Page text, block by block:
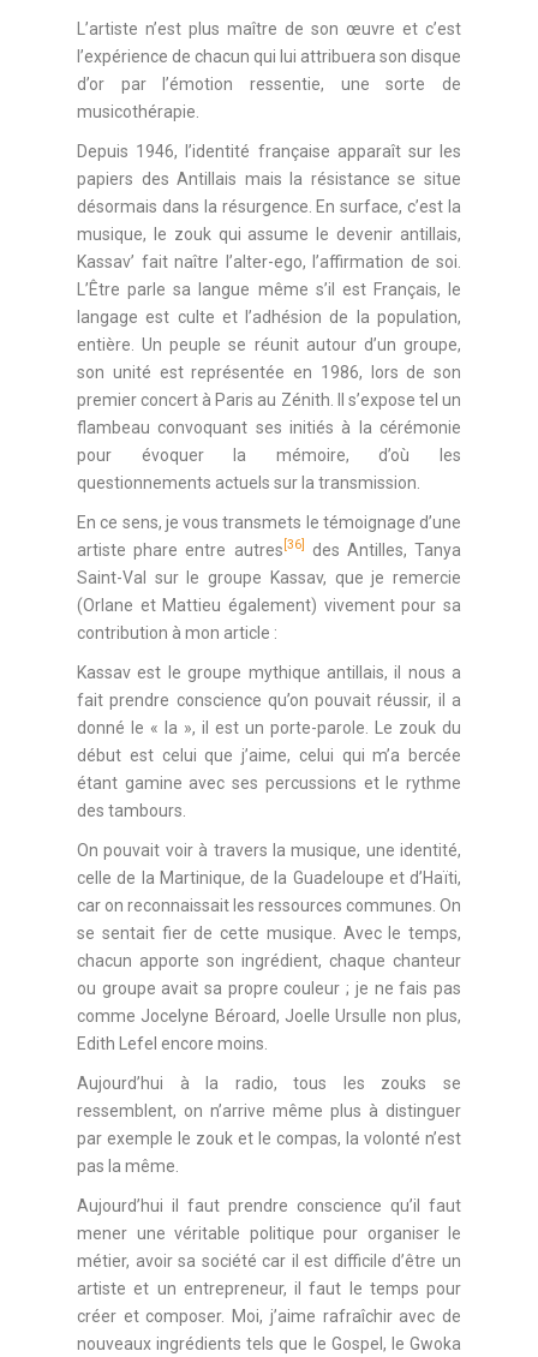
L’artiste n’est plus maître de son œuvre et c’est
l’expérience de chacun qui lui attribuera son disque
d’or par l’émotion ressentie, une sorte de
musicothérapie.
Depuis 1946, l’identité française apparaît sur les
papiers des Antillais mais la résistance se situe
désormais dans la résurgence. En surface, c’est la
musique, le zouk qui assume le devenir antillais,
Kassav’ fait naître l’alter-ego, l’affirmation de soi.
L’Être parle sa langue même s’il est Français, le
langage est culte et l’adhésion de la population,
entière. Un peuple se réunit autour d’un groupe,
son unité est représentée en 1986, lors de son
premier concert à Paris au Zénith. Il s’expose tel un
flambeau convoquant ses initiés à la cérémonie
pour évoquer la mémoire, d’où les
questionnements actuels sur la transmission.
En ce sens, je vous transmets le témoignage d’une
artiste phare entre autres [36]
des Antilles, Tanya
Saint-Val sur le groupe Kassav, que je remercie
(Orlane et Mattieu également) vivement pour sa
contribution à mon article :
Kassav est le groupe mythique antillais, il nous a
fait prendre conscience qu’on pouvait réussir, il a
donné le « la », il est un porte-parole. Le zouk du
début est celui que j’aime, celui qui m’a bercée
étant gamine avec ses percussions et le rythme
des tambours.
On pouvait voir à travers la musique, une identité,
celle de la Martinique, de la Guadeloupe et d’Haïti,
car on reconnaissait les ressources communes. On
se sentait fier de cette musique. Avec le temps,
chacun apporte son ingrédient, chaque chanteur
ou groupe avait sa propre couleur ; je ne fais pas
comme Jocelyne Béroard, Joelle Ursulle non plus,
Edith Lefel encore moins.
Aujourd’hui à la radio, tous les zouks se
ressemblent, on n’arrive même plus à distinguer
par exemple le zouk et le compas, la volonté n’est
pas la même.
Aujourd’hui il faut prendre conscience qu’il faut
mener une véritable politique pour organiser le
métier, avoir sa société car il est difficile d’être un
artiste et un entrepreneur, il faut le temps pour
créer et composer. Moi, j’aime rafraîchir avec de
nouveaux ingrédients tels que le Gospel, le Gwoka